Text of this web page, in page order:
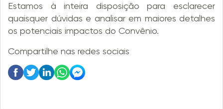
Estamos à inteira disposição para esclarecer
quaisquer dúvidas e analisar em maiores detalhes
os potenciais impactos do Convênio.
Compartilhe nas redes sociais